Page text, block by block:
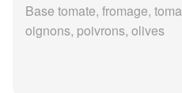
Base tomate, fromage,
oignons, poivrons, olives